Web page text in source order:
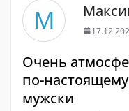
М
Очень
по-
мужски